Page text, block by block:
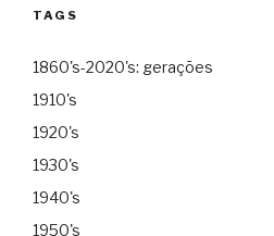
TAGS
1860's-2020's: gerações
1910's
1920's
1930's
1940's
1950's